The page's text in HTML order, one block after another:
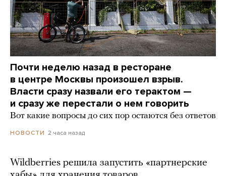
Почти неделю назад в ресторане
в центре Москвы произошел взрыв.
Власти сразу назвали его терактом —
и сразу же перестали о нем говорить
Вот какие вопросы до сих пор остаются без ответов
НОВОСТИ 2 часа назад
Wildberries решила запустить «партнерские